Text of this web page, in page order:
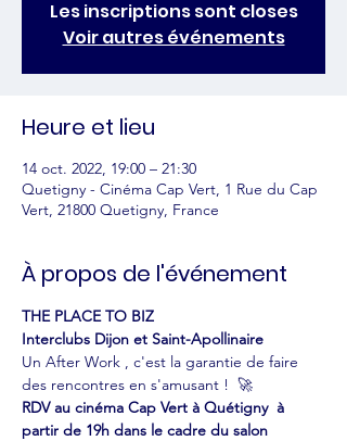
Les inscriptions sont closes
Voir autres événements
Heure et lieu
14 oct. 2022, 19:00 – 21:30
Quetigny - Cinéma Cap Vert, 1 Rue du Cap
Vert, 21800 Quetigny, France
À propos de l'événement
THE PLACE TO BIZ
Interclubs Dijon et Saint-Apollinaire
Un After Work , c'est la garantie de faire
des rencontres en s'amusant !  🚀
RDV au cinéma Cap Vert à Quétigny  à
partir de 19h dans le cadre du salon